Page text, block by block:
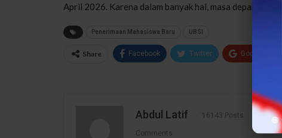
April 2026. Karena dalam banyak hal, masa depan
Penerimaan Mahasiswa Baru UBSI
Share Facebook Twitter Google+
Abdul Latif 16143 Posts 1
Comments